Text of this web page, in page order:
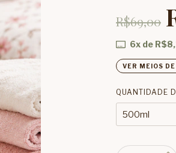
R$69,00
6x de
VER MEIOS
QUANTIDADE